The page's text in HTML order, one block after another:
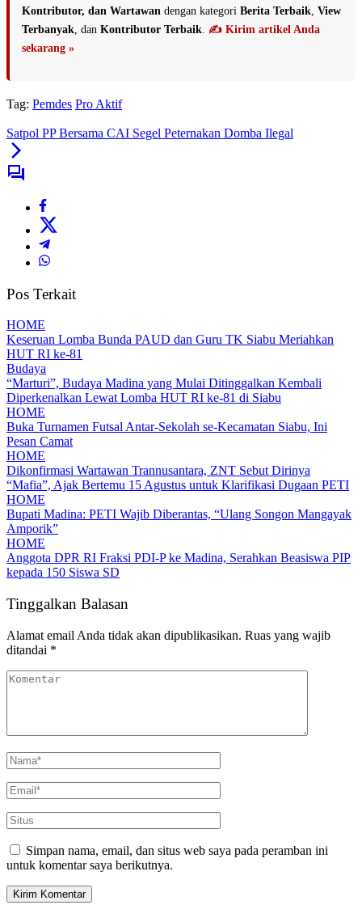
Kontributor, dan Wartawan dengan kategori Berita Terbaik View
Terbanyak , dan Kontributor Terbaik ✍️ Kirim artikel Anda
sekarang »
Tag: Pemdes Pro Aktif
Satpol PP Bersama CAI Segel Peternakan Domba Ilegal
Pos Terkait
HOME
Keseruan Lomba Bunda PAUD dan Guru TK Siabu Meriahkan
HUT RI ke-81
Budaya
“Marturi”, Budaya Madina yang Mulai Ditinggalkan Kembali
Diperkenalkan Lewat Lomba HUT RI ke-81 di Siabu
HOME
Buka Turnamen Futsal Antar-Sekolah se-Kecamatan Siabu, Ini
Pesan Camat
HOME
Dikonfirmasi Wartawan Trannusantara, ZNT Sebut Dirinya
“Mafia”, Ajak Bertemu 15 Agustus untuk Klarifikasi Dugaan PETI
HOME
Bupati Madina: PETI Wajib Diberantas, “Ulang Songon Mangayak
Amporik”
HOME
Anggota DPR RI Fraksi PDI-P ke Madina, Serahkan Beasiswa PIP
kepada 150 Siswa SD
Tinggalkan Balasan
Alamat email Anda tidak akan dipublikasikan. Ruas yang wajib
ditandai *
Simpan nama, email, dan situs web saya pada peramban ini
untuk komentar saya berikutnya.